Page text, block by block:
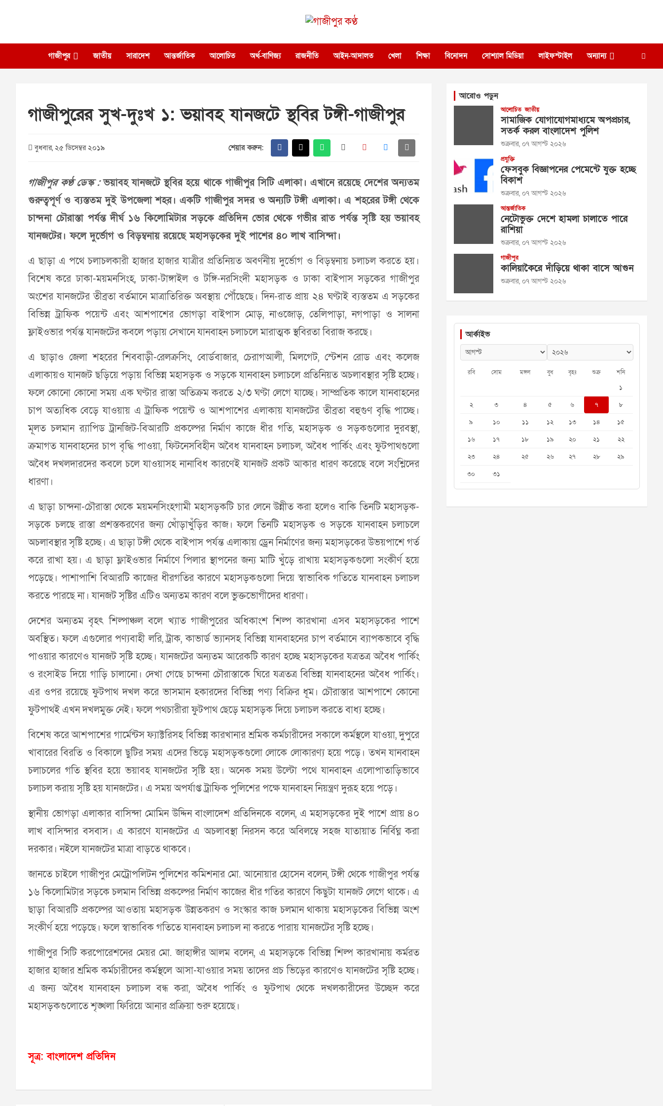
গাজীপুর কণ্ঠ
গাজীপুর জাতীয় সারাদেশ আন্তর্জাতিক আলোচিত অর্থ-বাণিজ্য রাজনীতি আইন-আদালত খেলা শিক্ষা বিনোদন সোশ্যাল মিডিয়া লাইফস্টাইল অন্যান্য
গাজীপুরের সুখ-দুঃখ ১: ভয়াবহ যানজটে স্থবির টঙ্গী-গাজীপুর
বুধবার, ২৫ ডিসেম্বর ২০১৯ শেয়ার করুন:
গাজীপুর কণ্ঠ ডেস্ক :ভয়াবহ যানজটে স্থবির হয়ে থাকে গাজীপুর সিটি এলাকা। এখানে রয়েছে দেশের অন্যতম
গুরুত্বপূর্ণ ও ব্যস্ততম দুই উপজেলা শহর। একটি গাজীপুর সদর ও অন্যটি টঙ্গী এলাকা। এ শহরের টঙ্গী থেকে
চান্দনা চৌরাস্তা পর্যন্ত দীর্ঘ ১৬ কিলোমিটার সড়কে প্রতিদিন ভোর থেকে গভীর রাত পর্যন্ত সৃষ্টি হয় ভয়াবহ
যানজটের। ফলে দুর্ভোগ ও বিড়ম্বনায় রয়েছে মহাসড়কের দুই পাশের ৪০ লাখ বাসিন্দা।
এ ছাড়া এ পথে চলাচলকারী হাজার হাজার যাত্রীর প্রতিনিয়ত অবর্ণনীয় দুর্ভোগ ও বিড়ম্বনায় চলাচল করতে হয়।
বিশেষ করে ঢাকা-ময়মনসিংহ, ঢাকা-টাঙ্গাইল ও টঙ্গি-নরসিংদী মহাসড়ক ও ঢাকা বাইপাস সড়কের গাজীপুর
অংশের যানজটের তীব্রতা বর্তমানে মাত্রাতিরিক্ত অবস্থায় পৌঁছেছে। দিন-রাত প্রায় ২৪ ঘণ্টাই ব্যস্ততম এ সড়কের
বিভিন্ন ট্রাফিক পয়েন্ট এবং আশপাশের ভোগড়া বাইপাস মোড়, নাওজোড়, তেলিপাড়া, নগপাড়া ও সালনা
ফ্লাইওভার পর্যন্ত যানজটের কবলে পড়ায় সেখানে যানবাহন চলাচলে মারাত্মক স্থবিরতা বিরাজ করছে।
এ ছাড়াও জেলা শহরের শিববাড়ী-রেলক্রসিং, বোর্ডবাজার, চেরাগআলী, মিলগেট, স্টেশন রোড এবং কলেজ
এলাকায়ও যানজট ছড়িয়ে পড়ায় বিভিন্ন মহাসড়ক ও সড়কে যানবাহন চলাচলে প্রতিনিয়ত অচলাবস্থার সৃষ্টি হচ্ছে।
ফলে কোনো কোনো সময় এক ঘণ্টার রাস্তা অতিক্রম করতে ২/৩ ঘণ্টা লেগে যাচ্ছে। সাম্প্রতিক কালে যানবাহনের
চাপ অত্যধিক বেড়ে যাওয়ায় এ ট্রাফিক পয়েন্ট ও আশপাশের এলাকায় যানজটের তীব্রতা বহুগুণ বৃদ্ধি পাচ্ছে।
মূলত চলমান র‌্যাপিড ট্রানজিট-বিআরটি প্রকল্পের নির্মাণ কাজে ধীর গতি, মহাসড়ক ও সড়কগুলোর দুরবস্থা,
ক্রমাগত যানবাহনের চাপ বৃদ্ধি পাওয়া, ফিটনেসবিহীন অবৈধ যানবাহন চলাচল, অবৈধ পার্কিং এবং ফুটপাথগুলো
অবৈধ দখলদারদের কবলে চলে যাওয়াসহ নানাবিধ কারণেই যানজট প্রকট আকার ধারণ করেছে বলে সংশ্লিদের
ধারণা।
এ ছাড়া চান্দনা-চৌরাস্তা থেকে ময়মনসিংহগামী মহাসড়কটি চার লেনে উন্নীত করা হলেও বাকি তিনটি মহাসড়ক-
সড়কে চলছে রাস্তা প্রশস্তকরণের জন্য খোঁড়াখুঁড়ির কাজ। ফলে তিনটি মহাসড়ক ও সড়কে যানবাহন চলাচলে
অচলাবস্থার সৃষ্টি হচ্ছে। এ ছাড়া টঙ্গী থেকে বাইপাস পর্যন্ত এলাকায় ড্রেন নির্মাণের জন্য মহাসড়কের উভয়পাশে গর্ত
করে রাখা হয়। এ ছাড়া ফ্লাইওভার নির্মাণে পিলার স্থাপনের জন্য মাটি খুঁড়ে রাখায় মহাসড়কগুলো সংকীর্ণ হয়ে
পড়েছে। পাশাপাশি বিআরটি কাজের ধীরগতির কারণে মহাসড়কগুলো দিয়ে স্বাভাবিক গতিতে যানবাহন চলাচল
করতে পারছে না। যানজট সৃষ্টির এটিও অন্যতম কারণ বলে ভুক্তভোগীদের ধারণা।
দেশের অন্যতম বৃহৎ শিল্পাঞ্চল বলে খ্যাত গাজীপুরের অধিকাংশ শিল্প কারখানা এসব মহাসড়কের পাশে
অবস্থিত। ফলে এগুলোর পণ্যবাহী লরি, ট্রাক, কাভার্ড ভ্যানসহ বিভিন্ন যানবাহনের চাপ বর্তমানে ব্যাপকভাবে বৃদ্ধি
পাওয়ার কারণেও যানজট সৃষ্টি হচ্ছে। যানজটের অন্যতম আরেকটি কারণ হচ্ছে মহাসড়কের যত্রতত্র অবৈধ পার্কিং
ও রংসাইড দিয়ে গাড়ি চালানো। দেখা গেছে চান্দনা চৌরাস্তাকে ঘিরে যত্রতত্র বিভিন্ন যানবাহনের অবৈধ পার্কিং।
এর ওপর রয়েছে ফুটপাথ দখল করে ভাসমান হকারদের বিভিন্ন পণ্য বিক্রির ধূম। চৌরাস্তার আশপাশে কোনো
ফুটপাথই এখন দখলমুক্ত নেই। ফলে পথচারীরা ফুটপাথ ছেড়ে মহাসড়ক দিয়ে চলাচল করতে বাধ্য হচ্ছে।
বিশেষ করে আশপাশের গার্মেন্টস ফ্যাক্টরিসহ বিভিন্ন কারখানার শ্রমিক কর্মচারীদের সকালে কর্মস্থলে যাওয়া, দুপুরে
খাবারের বিরতি ও বিকালে ছুটির সময় এদের ভিড়ে মহাসড়কগুলো লোকে লোকারণ্য হয়ে পড়ে। তখন যানবাহন
চলাচলের গতি স্থবির হয়ে ভয়াবহ যানজটের সৃষ্টি হয়। অনেক সময় উল্টো পথে যানবাহন এলোপাতাড়িভাবে
চলাচল করায় সৃষ্টি হয় যানজটের। এ সময় অপর্যাপ্ত ট্রাফিক পুলিশের পক্ষে যানবাহন নিয়ন্ত্রণ দুরূহ হয়ে পড়ে।
স্থানীয় ভোগড়া এলাকার বাসিন্দা মোমিন উদ্দিন বাংলাদেশ প্রতিদিনকে বলেন, এ মহাসড়কের দুই পাশে প্রায় ৪০
লাখ বাসিন্দার বসবাস। এ কারণে যানজটের এ অচলাবস্থা নিরসন করে অবিলম্বে সহজ যাতায়াত নির্বিঘ্ন করা
দরকার। নইলে যানজটের মাত্রা বাড়তে থাকবে।
জানতে চাইলে গাজীপুর মেট্রোপলিটন পুলিশের কমিশনার মো. আনোয়ার হোসেন বলেন, টঙ্গী থেকে গাজীপুর পর্যন্ত
১৬ কিলোমিটার সড়কে চলমান বিভিন্ন প্রকল্পের নির্মাণ কাজের ধীর গতির কারণে কিছুটা যানজট লেগে থাকে। এ
ছাড়া বিআরটি প্রকল্পের আওতায় মহাসড়ক উন্নতকরণ ও সংস্কার কাজ চলমান থাকায় মহাসড়কের বিভিন্ন অংশ
সংকীর্ণ হয়ে পড়েছে। ফলে স্বাভাবিক গতিতে যানবাহন চলাচল না করতে পারায় যানজটের সৃষ্টি হচ্ছে।
গাজীপুর সিটি করপোরেশনের মেয়র মো. জাহাঙ্গীর আলম বলেন, এ মহাসড়কে বিভিন্ন শিল্প কারখানায় কর্মরত
হাজার হাজার শ্রমিক কর্মচারীদের কর্মস্থলে আসা-যাওয়ার সময় তাদের প্রচ ভিড়ের কারণেও যানজটের সৃষ্টি হচ্ছে।
এ জন্য অবৈধ যানবাহন চলাচল বন্ধ করা, অবৈধ পার্কিং ও ফুটপাথ থেকে দখলকারীদের উচ্ছেদ করে
মহাসড়কগুলোতে শৃঙ্খলা ফিরিয়ে আনার প্রক্রিয়া শুরু হয়েছে।
সূত্র: বাংলাদেশ প্রতিদিন
আরোও পড়ুন
আলোচিত জাতীয়
সামাজিক যোগাযোগমাধ্যমে অপপ্রচার,
সতর্ক করল বাংলাদেশ পুলিশ
শুক্রবার, ০৭ আগস্ট ২০২৬
প্রযুক্তি
ফেসবুক বিজ্ঞাপনের পেমেন্টে যুক্ত হচ্ছে
বিকাশ
শুক্রবার, ০৭ আগস্ট ২০২৬
আন্তর্জাতিক
নেটোভুক্ত দেশে হামলা চালাতে পারে
রাশিয়া
শুক্রবার, ০৭ আগস্ট ২০২৬
গাজীপুর
কালিয়াকৈরে দাঁড়িয়ে থাকা বাসে আগুন
শুক্রবার, ০৭ আগস্ট ২০২৬
আর্কাইভ
রবি সোম মঙ্গল বুধ বৃহঃ শুক্র শনি
১
২
৩ ৪ ৫ ৬ ৭
৮
৯
১০ ১১ ১২ ১৩ ১৪
১৫
১৬
১৭ ১৮ ১৯ ২০ ২১
২২
২৩
২৪ ২৫ ২৬ ২৭ ২৮
২৯
৩০
৩১